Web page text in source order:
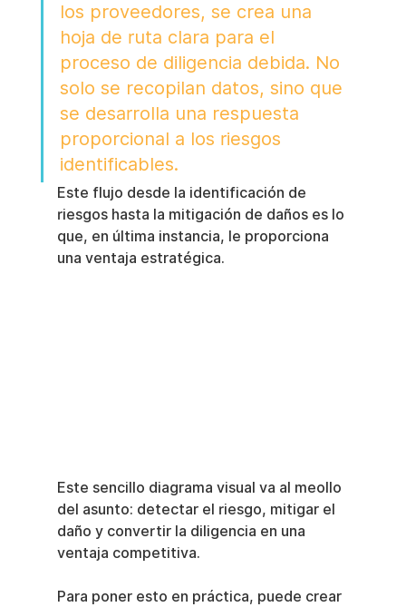
los proveedores, se crea una
hoja de ruta clara para el
proceso de diligencia debida. No
solo se recopilan datos, sino que
se desarrolla una respuesta
proporcional a los riesgos
identificables.
Este flujo desde la identificación de
riesgos hasta la mitigación de daños es lo
que, en última instancia, le proporciona
una ventaja estratégica.
Este sencillo diagrama visual va al meollo
del asunto: detectar el riesgo, mitigar el
daño y convertir la diligencia en una
ventaja competitiva.
Para poner esto en práctica, puede crear